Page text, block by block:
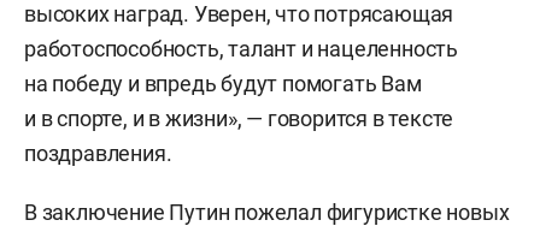
высоких наград. Уверен, что потрясающая
работоспособность, талант и нацеленность
на победу и впредь будут помогать Вам
и в спорте, и в жизни», — говорится в тексте
поздравления.
В заключение Путин пожелал фигуристке новых